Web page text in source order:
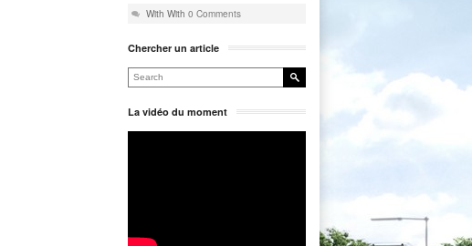
With With 0 Comments
Chercher un article
La vidéo du moment